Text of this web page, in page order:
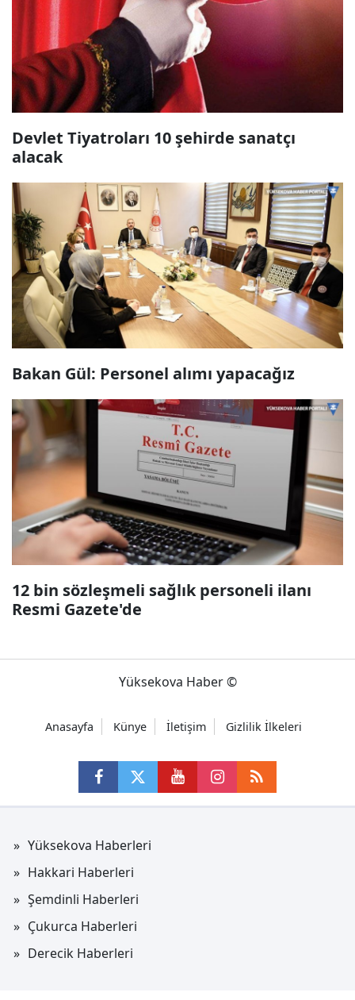
Devlet Tiyatroları 10 şehirde sanatçı
alacak
Bakan Gül: Personel alımı yapacağız
12 bin sözleşmeli sağlık personeli ilanı
Resmi Gazete'de
Yüksekova Haber ©
Anasayfa Künye İletişim Gizlilik İlkeleri
Yüksekova Haberleri
Hakkari Haberleri
Şemdinli Haberleri
Çukurca Haberleri
Derecik Haberleri